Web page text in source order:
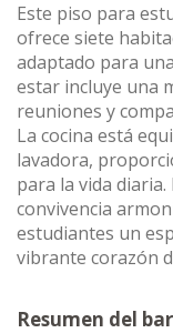
Este piso para
ofrece siete
adaptado para
estar incluye una
reuniones y
La cocina está
lavadora,
para la vida
convivencia
estudiantes un
vibrante corazón
Resumen del